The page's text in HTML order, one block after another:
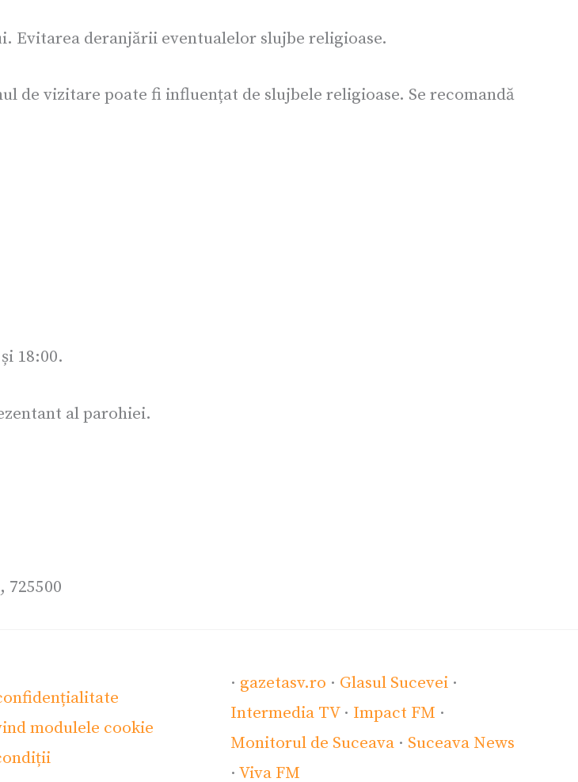
Evitarea deranjării eventualelor slujbe religioase.
de vizitare poate fi influențat de slujbele religioase. Se recomandă
18:00.
al parohiei.
725500
modulele cookie
· gazetasv.ro · Glasul Sucevei ·
Intermedia TV· Impact FM ·
Monitorul de Suceava · Suceava News
·Viva FM